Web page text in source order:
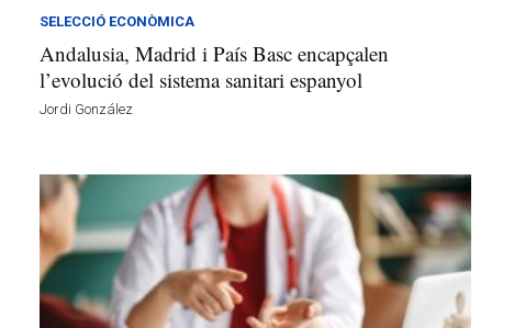
SELECCIÓ ECONÒMICA
Andalusia, Madrid i País Basc encapçalen
l’evolució del sistema sanitari espanyol
Jordi González